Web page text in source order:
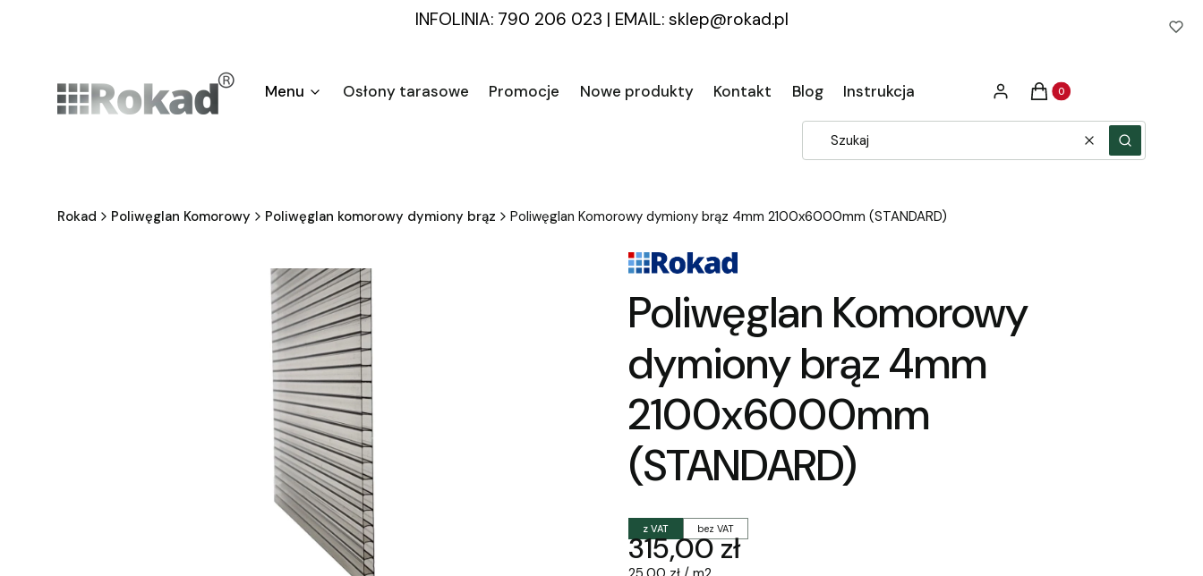
INFOLINIA: 790 206 023 | EMAIL: sklep@rokad.pl
Menu Osłony tarasowe Promocje Nowe produkty Kontakt Blog Instrukcja Zaloguj sięProdukty w koszyku: 0.
Koszyk
WyczyśćSzukaj
Rokad Poliwęglan Komorowy Poliwęglan komorowy dymiony brąz Poliwęglan Komorowy dymiony brąz 4mm 2100x6000mm (STANDARD)
Poliwęglan Komorowy
dymiony brąz 4mm
2100x6000mm
(STANDARD)
z VAT bez VAT
Cena
315,00 zł